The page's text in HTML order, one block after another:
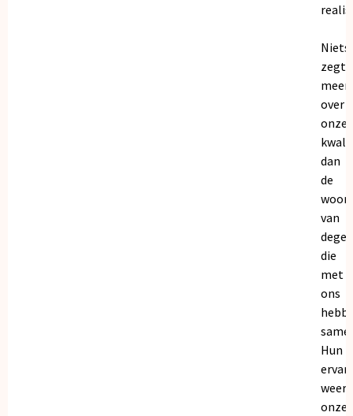
Niets
zegt
meer
over
onze
dan
de
van
die
met
ons
Hun
onze